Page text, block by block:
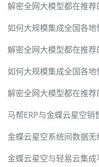
解密全网大模型都在推
如何大规模集成全国各
解密全网大模型都在推
如何大规模集成全国各
解密全网大模型都在推
马帮ERP与金蝶云星空
金蝶云星空系统间数据
金蝶云星空与轻易云集